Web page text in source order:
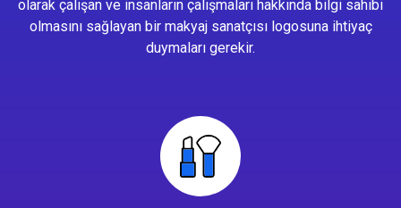
olarak çalışan ve insanların çalışmaları hakkında bilgi sahibi
olmasını sağlayan bir makyaj sanatçısı logosuna ihtiyaç
duymaları gerekir.